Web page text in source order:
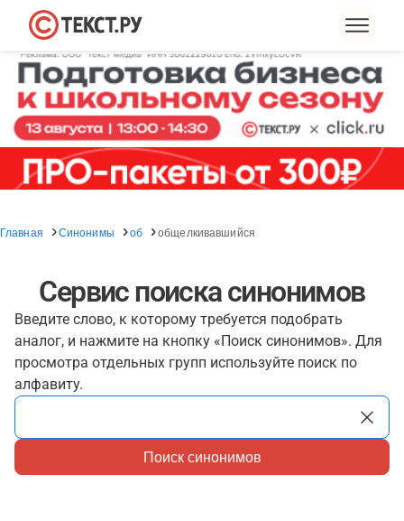
Главная Синонимы об общелкивавшийся
Сервис поиска синонимов
Введите слово, к которому требуется подобрать
аналог, и нажмите на кнопку «Поиск синонимов». Для
просмотра отдельных групп используйте поиск по
алфавиту.
Поиск синонимов